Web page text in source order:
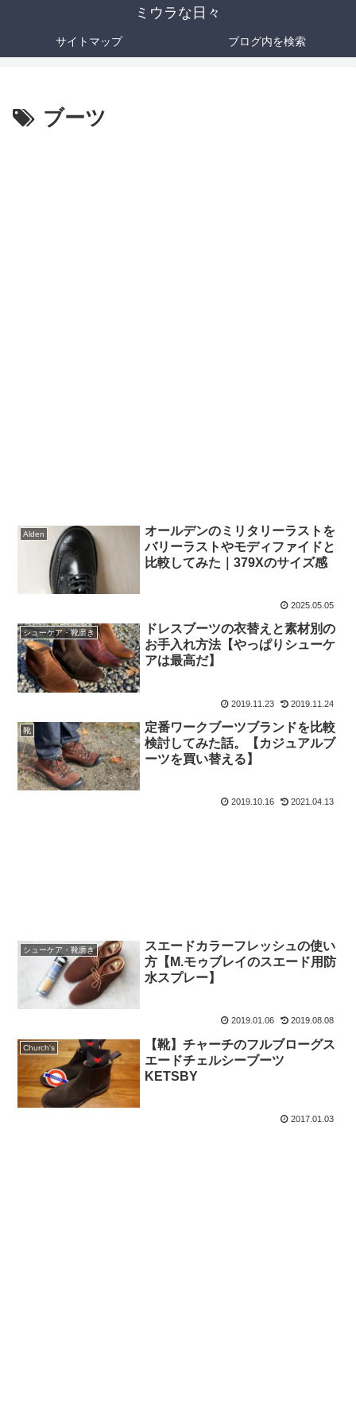
ミウラな日々
サイトマップ ブログ内を検索
ブーツ
Alden
オールデンのミリタリーラストを
バリーラストやモディファイドと
比較してみた｜379Xのサイズ感
2025.05.05
シューケア・靴磨き
ドレスブーツの衣替えと素材別の
お手入れ方法【やっぱりシューケ
アは最高だ】
2019.11.23 2019.11.24
靴
定番ワークブーツブランドを比較
検討してみた話。【カジュアルブ
ーツを買い替える】
2019.10.16 2021.04.13
シューケア・靴磨き
スエードカラーフレッシュの使い
方【M.モゥブレイのスエード用防
水スプレー】
2019.01.06 2019.08.08
Church's
【靴】チャーチのフルブローグス
エードチェルシーブーツ
KETSBY
2017.01.03